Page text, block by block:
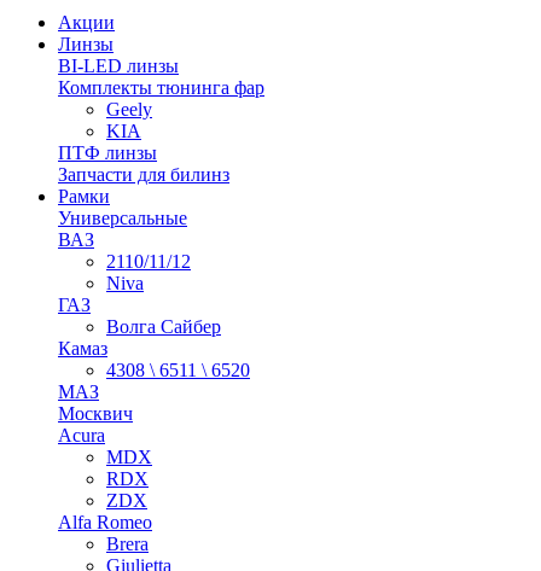
Акции
Линзы
BI-LED линзы
Комплекты тюнинга фар
Geely
KIA
ПТФ линзы
Запчасти для билинз
Рамки
Универсальные
ВАЗ
2110/11/12
Niva
ГАЗ
Волга Сайбер
Камаз
4308 \ 6511 \ 6520
МАЗ
Москвич
Acura
MDX
RDX
ZDX
Alfa Romeo
Brera
Giulietta